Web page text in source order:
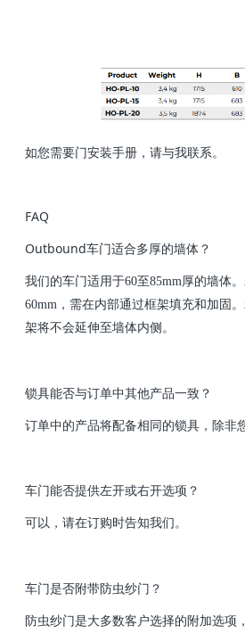
如您需要门安装手册，请与我联系。
FAQ
Outbound车门适合多厚的墙体？
我们的车门适用于60至85mm厚的墙体
60mm，需在内部通过框架填充和加固
架将不会延伸至墙体内侧。
锁具能否与订单中其他产品一致？
订单中的产品将配备相同的锁具，除非
车门能否提供左开或右开选项？
可以，请在订购时告知我们。
车门是否附带防虫纱门？
防虫纱门是大多数客户选择的附加选项